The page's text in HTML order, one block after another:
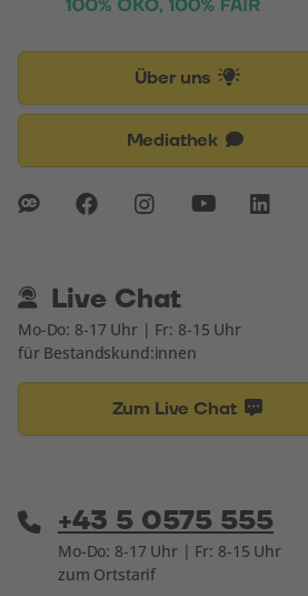
Über uns
Mediathek
Live Chat
Mo-Do: 8-17 Uhr | Fr: 8-15 Uhr
für Bestandskund:innen
Zum Live Chat
+43 5 0575 555
Mo-Do: 8-17 Uhr | Fr: 8-15 Uhr
zum Ortstarif